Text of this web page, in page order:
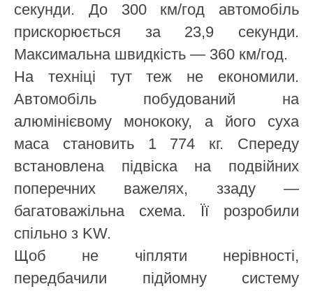
секунди. До 300 км/год автомобіль
прискорюється за 23,9 секунди.
Максимальна швидкість — 360 км/год.
На техніці тут теж не економили.
Автомобіль побудований на
алюмінієвому монококу, а його суха
маса становить 1 774 кг. Спереду
встановлена підвіска на подвійних
поперечних важелях, ззаду —
багатоважільна схема. Її розробили
спільно з KW.
Щоб не чіпляти нерівності,
передбачили підйомну систему